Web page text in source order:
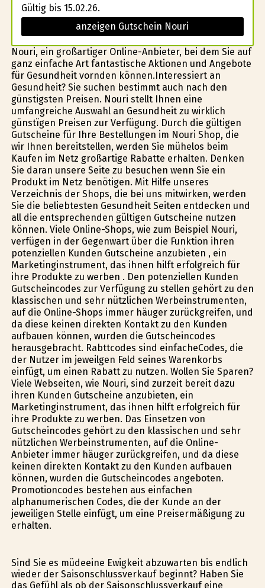
Gültig bis 15.02.26.
anzeigen Gutschein Nouri
Nouri, ein großartiger Online-Anbieter, bei dem Sie auf
ganz einfache Art fantastische Aktionen und Angebote
für Gesundheit vorfinden können.Interessiert an
Gesundheit? Sie suchen bestimmt auch nach den
günstigsten Preisen. Nouri stellt Ihnen eine
umfangreiche Auswahl an Gesundheit zu wirklich
günstïgen Preisen zur Verfügung. Durch die gültigen
Gutscheine für Ihre Bestellungen im Nouri Shop, die
wir Ihnen bereitstellen, werden Sie mühelos beim
Kaufen im Netz großartige Rabatte erhalten. Denken
Sie daran unsere Seite zu besuchen wenn Sie ein
Produkt im Netz benötigen. Mit Hilfe unseres
Verzeichnis der Shops, die bei uns mitwirken, werden
Sie die beliebtesten Gesundheit Seiten entdecken und
all die entsprechenden gültigen Gutscheine nutzen
können. Viele Online-Shops, wie zum Beispiel Nouri,
verfügen in der Gegenwart über die Funktion ihren
potenziellen Kunden Gutscheine anzubieten , ein
Marketinginstrument, das ihnen hilft erfolgreich für
ihre Produkte zu werben . Den potenziellen Kunden
Gutscheincodes zur Verfügung zu stellen gehört zu den
klassischen und sehr nützlichen Werbeinstrumenten,
auf die Online-Shops immer häufiger zurückgreifen, und
da diese keinen direkten Kontakt zu den Kunden
aufbauen können, wurden die Gutscheincodes
herausgebracht. Rabttcodes sind einfacheCodes, die
der Nutzer im jeweilgen Feld seines Warenkorbs
einfügt, um einen Rabatt zu nutzen. Wollen Sie Sparen?
Viele Webseiten, wie Nouri, sind zurzeit bereit dazu
ihren Kunden Gutscheine anzubieten, ein
Marketinginstrument, das ihnen hilft erfolgreich für
ihre Produkte zu werben. Das Einsetzen von
Gutscheincodes gehört zu den klassischen und sehr
nützlichen Werbeinstrumenten, auf die Online-
Anbieter immer häufiger zurückgreifen, und da diese
keinen direkten Kontakt zu den Kunden aufbauen
können, wurden die Gutscheincodes angeboten.
Promotioncodes bestehen aus einfachen
alphanumerischen Codes, die der Kunde an der
jeweiligen Stelle einfügt, um eine Preisermäßigung zu
erhalten.
Sind Sie es müdeeine Ewigkeit abzuwarten bis endlich
wieder der Saisonschlussverkauf beginnt? Haben Sie
das Gefühl als ob der Saisonschlussverkauf eine